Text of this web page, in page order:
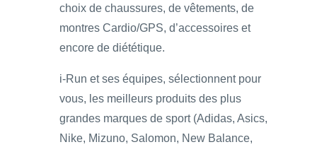
choix de chaussures, de vêtements, de
montres Cardio/GPS, d’accessoires et
encore de diététique.
i-Run et ses équipes, sélectionnent pour
vous, les meilleurs produits des plus
grandes marques de sport (Adidas, Asics,
Nike, Mizuno, Salomon, New Balance,